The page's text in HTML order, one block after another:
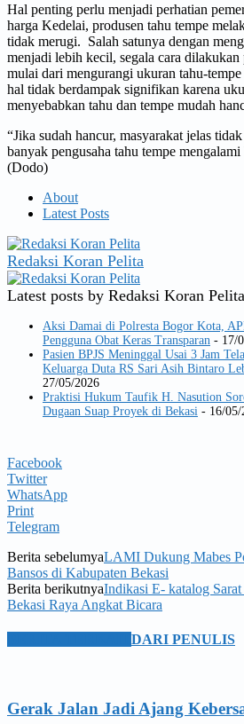
Hal penting perlu menjadi perhatian
harga Kedelai, produsen tahu tempe
tidak merugi. Salah satunya dengan
menjadi lebih kecil, segala cara dilakukan
mulai dari mengurangi ukuran tahu-
hal tidak berdampak signifikan karena
menyebabkan tahu dan tempe mudah
“Jika sudah hancur, masyarakat jelas
banyak pengusaha tahu tempe
(Dodo)
About
Latest Posts
Redaksi Koran Pelita
Latest posts by Redaksi Koran Pelita
Aksi Damai di Polresta Bogor Kota,
Pengguna Obat Keras Transparan - 17/
Pasien BPJS Meninggal Usai 3 Jam
Keluarga Duta RS Sari Asih Bintaro
27/05/2026
Praktisi Hukum Taufik H. Nasution
Dugaan Suap Proyek di Bekasi - 16/05/
Facebook
Twitter
WhatsApp
Print
Telegram
Berita sebelumyaLAMI Dukung Mabes
Bansos di Kabupaten Bekasi
Berita berikutnyaIndikasi E- katalog
Bekasi Raya Angkat Bicara
DARI PENULIS
Gerak Jalan Jadi Ajang